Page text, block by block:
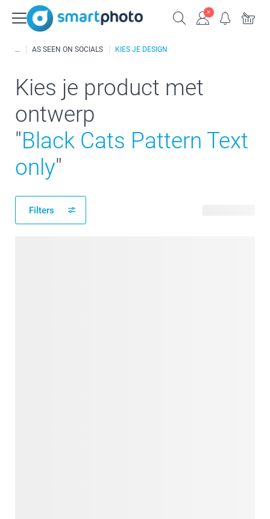
AS SEEN ON SOCIALS KIES JE DESIGN
Kies je product met
ontwerp
"Black Cats Pattern Text
only"
Filters